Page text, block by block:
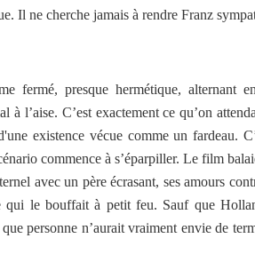
Il ne cherche jamais à rendre Franz
fermé, presque hermétique, alternant
à l’aise. C’est exactement ce qu’on
existence vécue comme un fardeau.
commence à s’éparpiller. Le film
avec un père écrasant, ses amours
qui le bouffait à petit feu. Sauf que
personne n’aurait vraiment envie de